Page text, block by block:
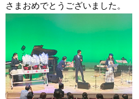
さまおめでとうございました。